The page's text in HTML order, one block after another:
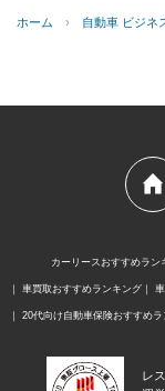
ホーム › 自動車 ビジネ
カーリースおすすめラン
車買取おすすめランキング
20代向け自動車保険おすすめラ
レ